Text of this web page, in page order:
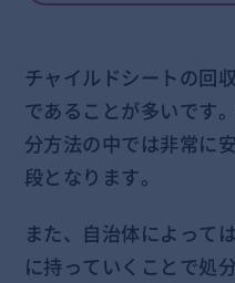
チャイルドシートの回
であることが多いです
分方法の中では非常に
段となります。
また、自治体によって
に持っていくことで処